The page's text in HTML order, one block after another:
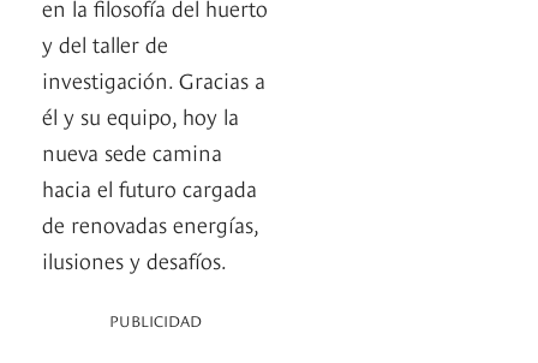
en la filosofía del huerto
y del taller de
investigación. Gracias a
él y su equipo, hoy la
nueva sede camina
hacia el futuro cargada
de renovadas energías,
ilusiones y desafíos.
PUBLICIDAD